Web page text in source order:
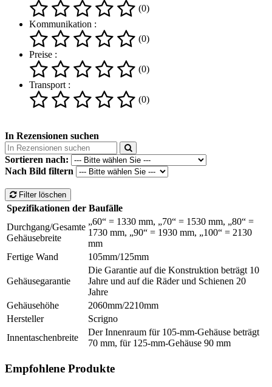
(0)
Kommunikation :
(0)
Preise :
(0)
Transport :
(0)
In Rezensionen suchen
Sortieren nach:
Nach Bild filtern
Filter löschen
Spezifikationen der Baufälle
Durchgang/Gesamte
Gehäusebreite
„60“ = 1330 mm, „70“ = 1530 mm, „80“ =
1730 mm, „90“ = 1930 mm, „100“ = 2130
mm
Fertige Wand
105mm/125mm
Gehäusegarantie
Die Garantie auf die Konstruktion beträgt 10
Jahre und auf die Räder und Schienen 20
Jahre
Gehäusehöhe
2060mm/2210mm
Hersteller
Scrigno
Innentaschenbreite
Der Innenraum für 105-mm-Gehäuse beträgt
70 mm, für 125-mm-Gehäuse 90 mm
Empfohlene Produkte